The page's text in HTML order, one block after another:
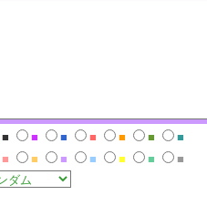
■ ■ ■ ■ ■ ■
■
■ ■ ■ ■ ■ ■
■